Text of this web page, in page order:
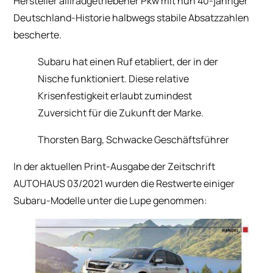
Deutschland-Historie halbwegs stabile Absatzzahlen
bescherte.
Subaru hat einen Ruf etabliert, der in der
Nische funktioniert. Diese relative
Krisenfestigkeit erlaubt zumindest
Zuversicht für die Zukunft der Marke.
Thorsten Barg, Schwacke Geschäftsführer
In der aktuellen Print-Ausgabe der Zeitschrift
AUTOHAUS 03/2021 wurden die Restwerte einiger
Subaru-Modelle unter die Lupe genommen: